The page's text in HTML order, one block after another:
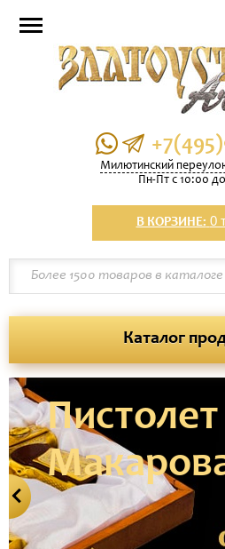
Милютинский
Пн-Пт с 10:00
В КОРЗИНЕ: 0
Каталог
Пистолет